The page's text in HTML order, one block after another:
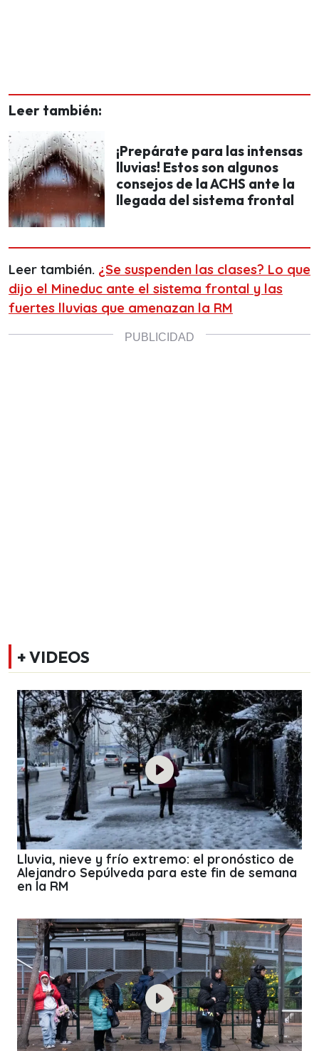
Leer también:
¡Prepárate para las intensas
lluvias! Estos son algunos
consejos de la ACHS ante la
llegada del sistema frontal
Leer también. ¿Se suspenden las clases? Lo que
dijo el Mineduc ante el sistema frontal y las
fuertes lluvias que amenazan la RM
+ VIDEOS
Lluvia, nieve y frío extremo: el pronóstico de
Alejandro Sepúlveda para este fin de semana
en la RM